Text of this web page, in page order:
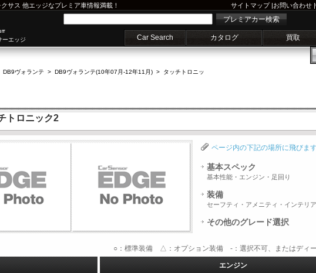
クサス 他エッジなプレミア車情報満載！ サイトマップ|お問い合わせ |
ーエッジ
プレミアカー検索
Car Search カタログ 買取
DB9ヴォランテ > DB9ヴォランテ(10年07月-12年11月) > タッチトロニッ
トロニック2
ページ内の下記の場所に飛びま
基本スペック
基本性能・エンジン・足回り
装備
セーフティ・アメニティ・インテリ
その他のグレード選択
○：標準装備 △：オプション装備 -：選択不可、またはディ
エンジン